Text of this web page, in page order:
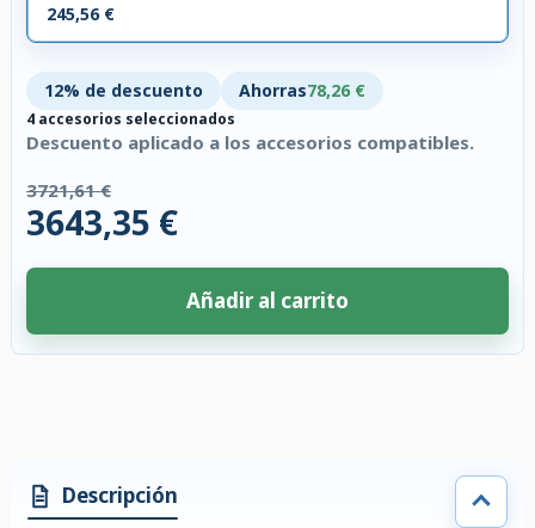
245,56 €
12% de descuento Ahorras78,26 €
4 accesorios seleccionados
Descuento aplicado a los accesorios compatibles.
3721,61 €
3643,35 €
Añadir al carrito
Descripción